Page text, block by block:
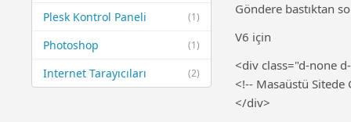
(1)
Plesk Kontrol Paneli
(1)
Photoshop
(2)
Internet Tarayıcıları
Göndere bastıktan
V6 için
<div class="d-none
<!-- Masaüstü Sitede
</div>